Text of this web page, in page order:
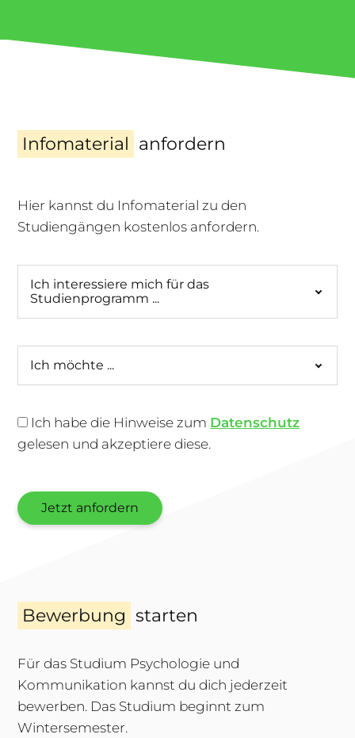
Infomaterial anfordern
Hier kannst du Infomaterial zu den
Studiengängen kostenlos anfordern.
Ich interessiere mich für das
Studienprogramm ...
Ich möchte ...
Ich habe die Hinweise zum Datenschutz
gelesen und akzeptiere diese.
lasse
dieses
Jetzt anfordern
Bewerbung starten
Für das Studium Psychologie und
Kommunikation kannst du dich jederzeit
bewerben. Das Studium beginnt zum
Wintersemester.